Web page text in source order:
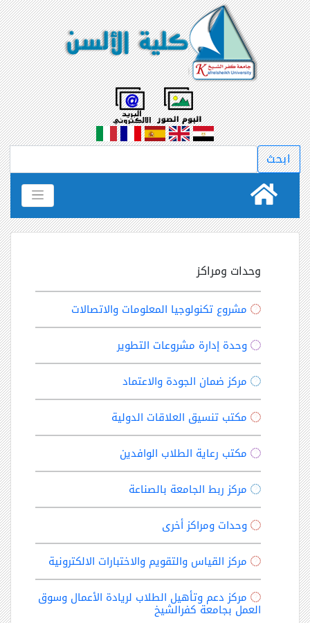
وحدات ومراكز
مشروع تكنولوجيا المعلومات والاتصالات
وحدة إدارة مشروعات التطوير
مركز ضمان الجودة والاعتماد
مكتب تنسيق العلاقات الدولية
مكتب رعاية الطلاب الوافدين
مركز ربط الجامعة بالصناعة
وحدات ومراكز أخرى
مركز القياس والتقويم والاختبارات الالكترونية
مركز دعم وتأهيل الطلاب لريادة الأعمال وسوق
العمل بجامعة كفرالشيخ